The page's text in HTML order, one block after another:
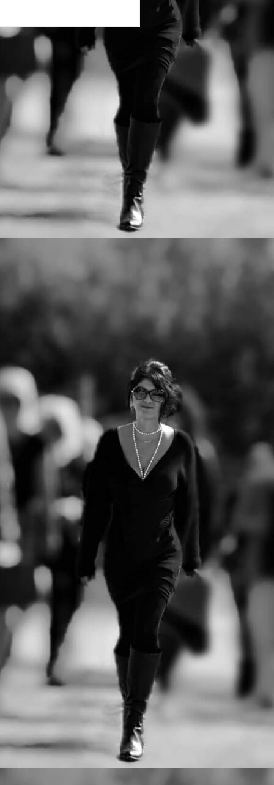
· Δρόμος Θυσίας 21,1 χλμ
· Δρόμος Θυσίας 4,7 χλμ
Στο Δρόμο Θυσίας «Κακολύρι
1944» οι δρομείς αγωνίζονται,
μαζί με τους ανθρώπους που
στήθηκαν στο απόσπασμα.